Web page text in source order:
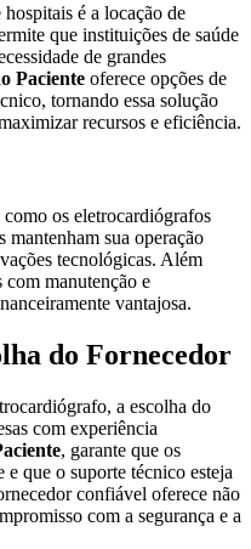
é a locação de
que instituições de saúde
de grandes
Paciente oferece opções de
tornando essa solução
recursos e eficiência.
os eletrocardiógrafos
sua operação
tecnológicas. Além
com manutenção e
vantajosa.
do Fornecedor
a escolha do
com experiência
, garante que os
que o suporte técnico esteja
confiável oferece não
com a segurança e a